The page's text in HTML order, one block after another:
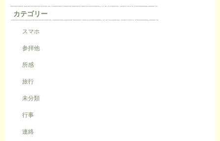
カテゴリー
スマホ
参拝他
所感
旅行
未分類
行事
連絡